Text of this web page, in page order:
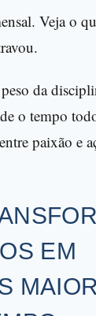
Veja o
da
o tempo
paixão e
EM